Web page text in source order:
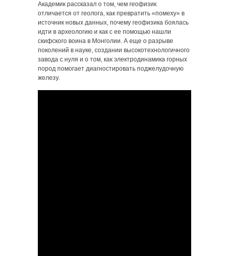
Академик рассказал о том, чем геофизик
отличается от геолога, как превратить «помеху» в
источник новых данных, почему геофизика боялась
идти в археологию и как с ее помощью нашли
скифского воина в Монголии. А еще о разрыве
поколений в науке, создании высокотехнологичного
завода с нуля и о том, как электродинамика горных
пород помогает диагностировать поджелудочную
железу.